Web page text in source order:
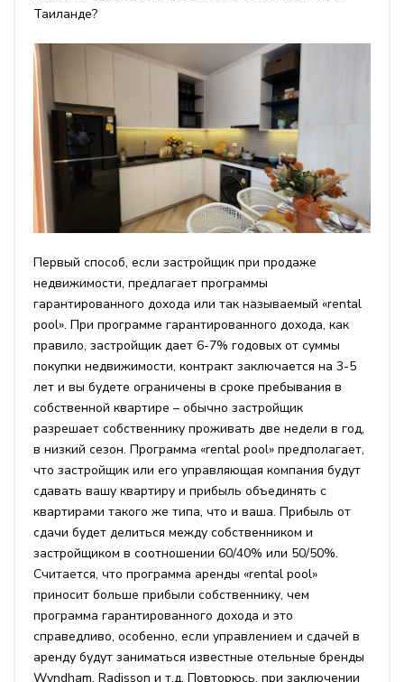
Таиланде?
Первый способ, если застройщик при продаже
недвижимости, предлагает программы
гарантированного дохода или так называемый «rental
pool». При программе гарантированного дохода, как
правило, застройщик дает 6-7% годовых от суммы
покупки недвижимости, контракт заключается на 3-5
лет и вы будете ограничены в сроке пребывания в
собственной квартире – обычно застройщик
разрешает собственнику проживать две недели в год,
в низкий сезон. Программа «rental pool» предполагает,
что застройщик или его управляющая компания будут
сдавать вашу квартиру и прибыль объединять с
квартирами такого же типа, что и ваша. Прибыль от
сдачи будет делиться между собственником и
застройщиком в соотношении 60/40% или 50/50%.
Считается, что программа аренды «rental pool»
приносит больше прибыли собственнику, чем
программа гарантированного дохода и это
справедливо, особенно, если управлением и сдачей в
аренду будут заниматься известные отельные бренды
Wyndham, Radisson и т.д. Повторюсь, при заключении